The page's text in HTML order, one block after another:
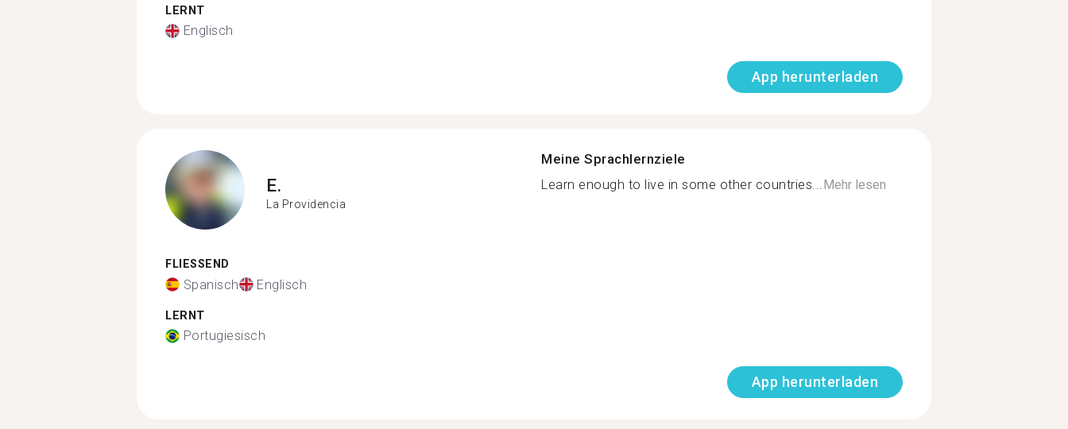
LERNT
Englisch
App herunterladen
E.
La Providencia
FLIESSEND
Spanisch Englisch
LERNT
Portugiesisch
Meine Sprachlernziele
Learn enough to live in some other countries...Mehr lesen
App herunterladen